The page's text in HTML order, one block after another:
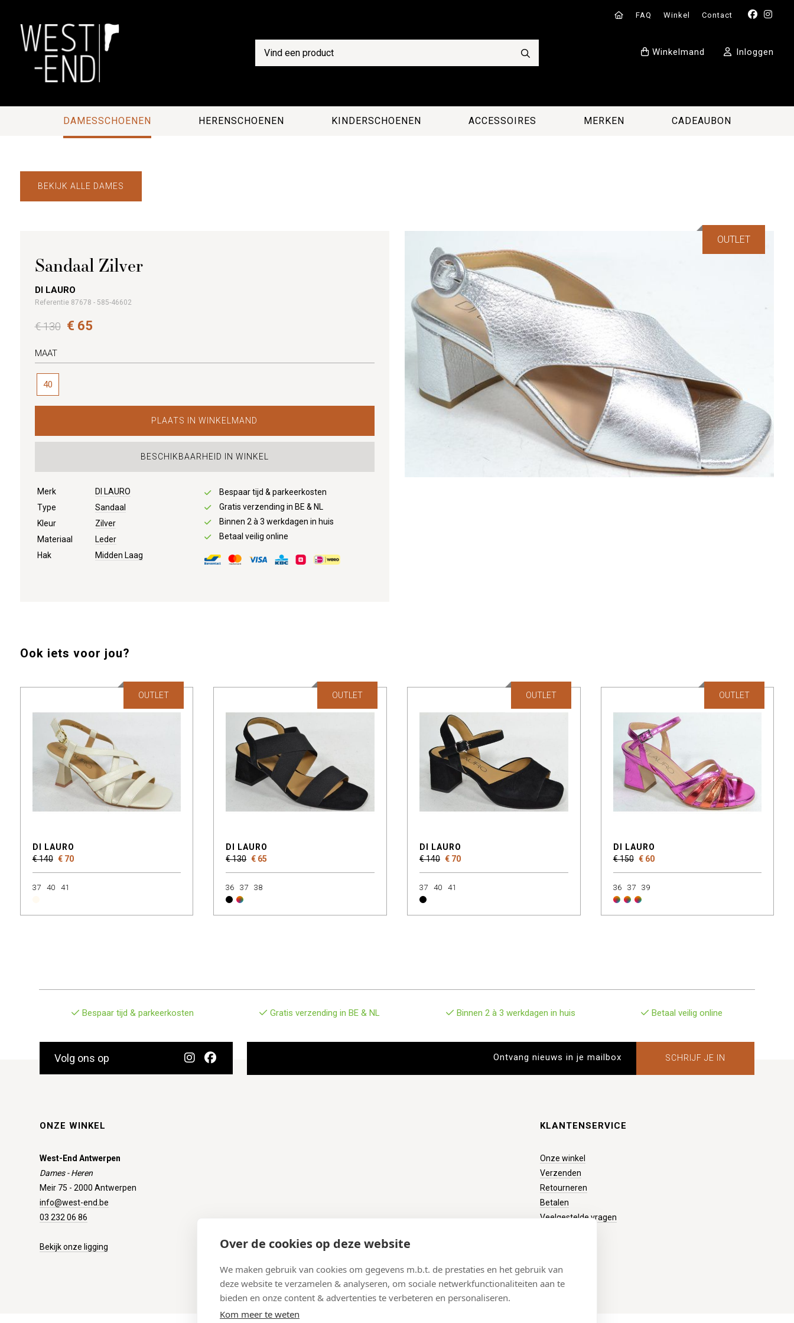
Over de cookies op deze website
We maken gebruik van cookies om gegevens m.b.t. de prestaties en het gebruik van
deze website te verzamelen & analyseren, om sociale netwerkfunctionaliteiten aan te
bieden en onze content & advertenties te verbeteren en personaliseren.
Kom meer te weten
FAQ Winkel Contact
Inloggen
Winkelmand
DAMESSCHOENEN HERENSCHOENEN KINDERSCHOENEN ACCESSOIRES MERKEN CADEAUBON
BEKIJK ALLE DAMES
OUTLET
Sandaal Zilver
DI LAURO
Referentie 87678 - 585-46602
€ 130 € 65
MAAT
40
PLAATS IN WINKELMAND
BESCHIKBAARHEID IN WINKEL
Merk
DI LAURO
Type
Sandaal
Kleur
Zilver
Materiaal
Leder
Hak
Midden Laag
Bespaar tijd & parkeerkosten
Gratis verzending in BE & NL
Binnen 2 à 3 werkdagen in huis
Betaal veilig online
Ook iets voor jou?
DI LAURO
€ 140 € 70
OUTLET
37 40 41
DI LAURO
€ 130 € 65
OUTLET
36 37 38
DI LAURO
€ 140 € 70
OUTLET
37 40 41
DI LAURO
€ 150 € 60
OUTLET
36 37 39
Bespaar tijd & parkeerkosten Gratis verzending in BE & NL Binnen 2 à 3 werkdagen in huis Betaal veilig online
Volg ons op SCHRIJF JE IN
ONZE WINKEL
West-End Antwerpen
Dames - Heren
Meir 75 - 2000 Antwerpen
info@west-end.be
03 232 06 86
Bekijk onze ligging
KLANTENSERVICE
Onze winkel
Verzenden
Retourneren
Betalen
Veelgestelde vragen